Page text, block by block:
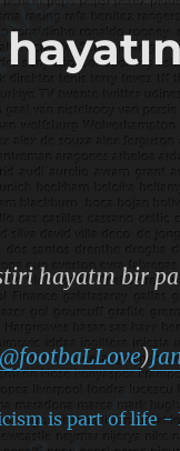
hayatın bir
)